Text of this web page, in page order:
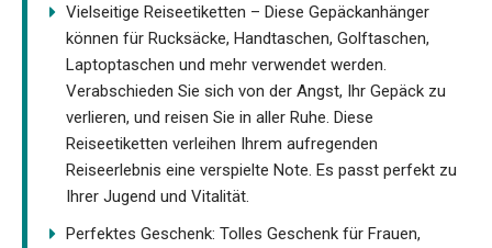
Vielseitige Reiseetiketten – Diese Gepäckanhänger
können für Rucksäcke, Handtaschen, Golftaschen,
Laptoptaschen und mehr verwendet werden.
Verabschieden Sie sich von der Angst, Ihr Gepäck zu
verlieren, und reisen Sie in aller Ruhe. Diese
Reiseetiketten verleihen Ihrem aufregenden
Reiseerlebnis eine verspielte Note. Es passt perfekt zu
Ihrer Jugend und Vitalität.
Perfektes Geschenk: Tolles Geschenk für Frauen,